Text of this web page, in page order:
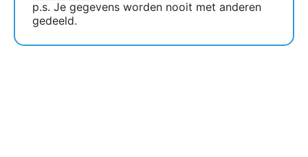
p.s. Je gegevens worden nooit met anderen
gedeeld.